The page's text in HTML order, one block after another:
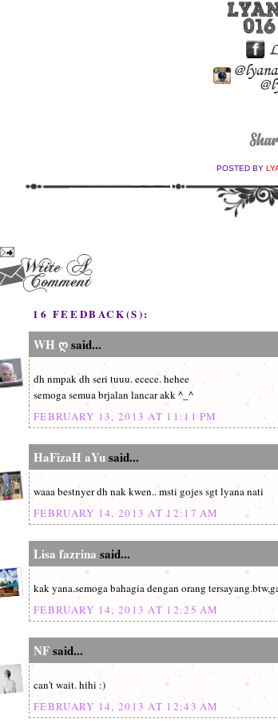
POSTED BY
16 FEEDBACK(S):
WH ღsaid...
dh nmpak dh seri tuuu. ecece. hehee
semoga semua brjalan lancar akk ^_^
FEBRUARY 13, 2013 AT 11:11 PM
HaFizaH aYusaid...
waaa bestnyer dh nak kwen.. msti gojes sgt lyana nati
FEBRUARY 14, 2013 AT 12:17 AM
Lisa fazrina said...
kak yana.semoga bahagia dengan orang
FEBRUARY 14, 2013 AT 12:25 AM
NFsaid...
can't wait. hihi :)
FEBRUARY 14, 2013 AT 12:43 AM